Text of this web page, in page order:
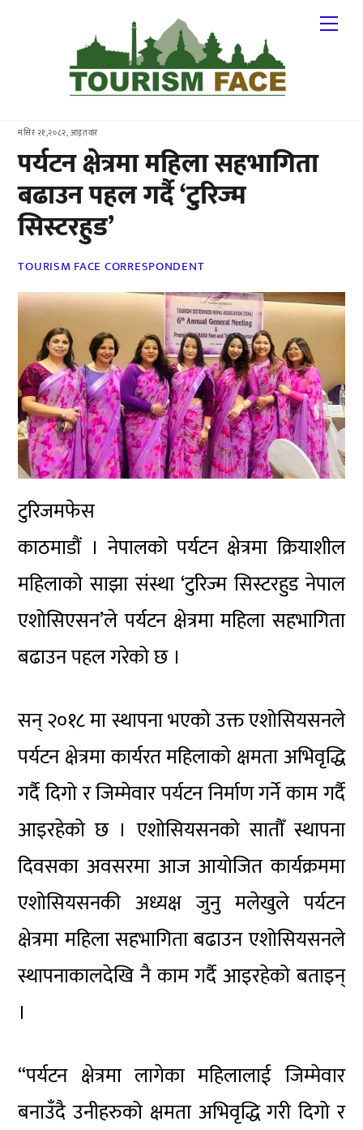
मंसिर २१,२०८२, आइतवार
पर्यटन क्षेत्रमा महिला सहभागिता
बढाउन पहल गर्दै ‘टुरिज्म
सिस्टरहुड’
TOURISM FACE CORRESPONDENT
टुरिजमफेस
काठमाडौं । नेपालको पर्यटन क्षेत्रमा क्रियाशील
महिलाको साझा संस्था ‘टुरिज्म सिस्टरहुड नेपाल
एशोसिएसन’ले पर्यटन क्षेत्रमा महिला सहभागिता
बढाउन पहल गरेको छ ।
सन् २०१८ मा स्थापना भएको उक्त एशोसियसनले
पर्यटन क्षेत्रमा कार्यरत महिलाको क्षमता अभिवृद्धि
गर्दै दिगो र जिम्मेवार पर्यटन निर्माण गर्ने काम गर्दै
आइरहेको छ । एशोसियसनको सातौँ स्थापना
दिवसका अवसरमा आज आयोजित कार्यक्रममा
एशोसियसनकी अध्यक्ष जुनु मलेखुले पर्यटन
क्षेत्रमा महिला सहभागिता बढाउन एशोसियसनले
स्थापनाकालदेखि नै काम गर्दै आइरहेको बताइन्
।
“पर्यटन क्षेत्रमा लागेका महिलालाई जिम्मेवार
बनाउँदै उनीहरुको क्षमता अभिवृद्धि गरी दिगो र